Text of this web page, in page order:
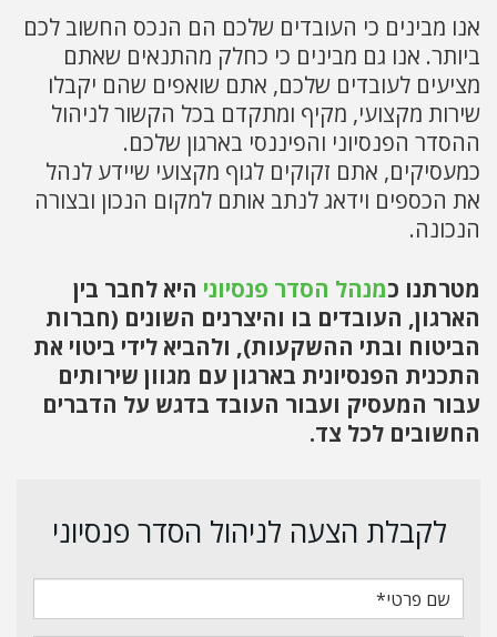
אנו מבינים כי העובדים שלכם הם הנכס החשוב לכם
ביותר. אנו גם מבינים כי כחלק מהתנאים שאתם
מציעים לעובדים שלכם, אתם שואפים שהם יקבלו
שירות מקצועי, מקיף ומתקדם בכל הקשור לניהול
ההסדר הפנסיוני והפיננסי בארגון שלכם.
כמעסיקים, אתם זקוקים לגוף מקצועי שיידע לנהל
את הכספים וידאג לנתב אותם למקום הנכון ובצורה
הנכונה.
מטרתנו כמנהל הסדר פנסיוני היא לחבר בין
הארגון, העובדים בו והיצרנים השונים (חברות
הביטוח ובתי ההשקעות), ולהביא לידי ביטוי את
התכנית הפנסיונית בארגון עם מגוון שירותים
עבור המעסיק ועבור העובד בדגש על הדברים
החשובים לכל צד.
לקבלת הצעה לניהול הסדר פנסיוני